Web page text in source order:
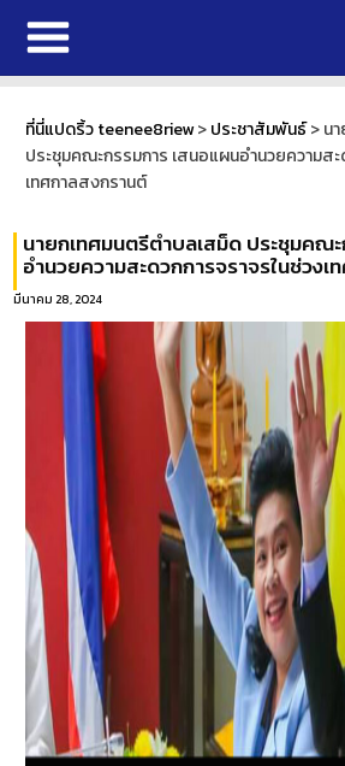
ที่นี่แปดริ้ว teenee8riew>ประชาสัมพันธ์>น
ประชุมคณะกรรมการ เสนอแผนอำนวยความสะ
เทศกาลสงกรานต์
นายกเทศมนตรีตำบลเสม็ด ประชุมคณ
อำนวยความสะดวกการจราจรในช่วงเ
มีนาคม 28, 2024